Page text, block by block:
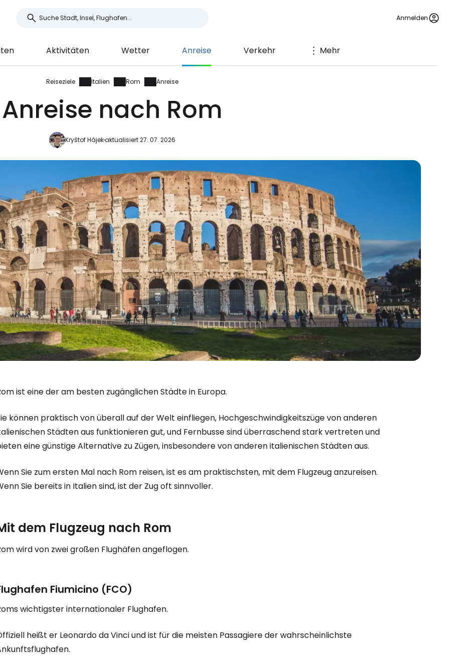
Anmelden
Aktivitäten Wetter Anreise Verkehr Mehr
Reiseziele Italien Rom Anreise
Anreise nach Rom
Kryštof Hájekaktualisiert 27. 07. 2026
ist eine der am besten zugänglichen Städte in Europa.
können praktisch von überall auf der Welt einfliegen, Hochgeschwindigkeitszüge von anderen
Städten aus funktionieren gut, und Fernbusse sind überraschend stark vertreten und
eine günstige Alternative zu Zügen, insbesondere von anderen italienischen Städten aus.
Sie zum ersten Mal nach Rom reisen, ist es am praktischsten, mit dem Flugzeug anzureisen.
Sie bereits in Italien sind, ist der Zug oft sinnvoller.
dem Flugzeug nach Rom
wird von zwei großen Flughäfen angeflogen.
Fiumicino (FCO)
wichtigster internationaler Flughafen.
heißt er Leonardo da Vinci und ist für die meisten Passagiere der wahrscheinlichste